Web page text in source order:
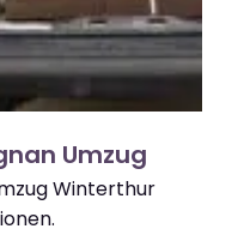
Umzug
Winterthur